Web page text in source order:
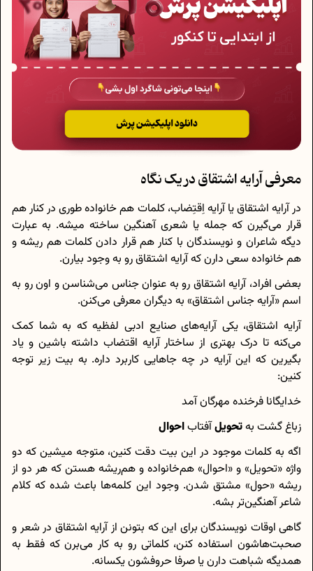
معرفی آرایه اشتقاق در یک نگاه
در آرایه اشتقاق یا آرایه اِقتِضاب، کلمات هم خانواده طوری در کنار هم
قرار می‌گیرن که جمله یا شعری آهنگین ساخته میشه. به عبارت
دیگه شاعران و نویسندگان با کنار هم قرار دادن کلمات هم ریشه و
هم خانواده سعی دارن که آرایه اشتقاق رو به وجود بیارن.
بعضی افراد، آرایه اشتقاق رو به عنوان جناس می‌شناسن و اون رو به
اسم «آرایه جناس اشتقاق» به دیگران معرفی می‌کنن.
آرایه اشتقاق، یکی آرایه‌های صنایع ادبی لفظیه که به شما کمک
می‌کنه تا درک بهتری از ساختار آرایه اقتضاب داشته باشین و یاد
بگیرین که این آرایه در چه جاهایی کاربرد داره. به بیت زیر توجه
کنین:
خدایگانا فرخنده مهرگان آمد
زباغ گشت بهتحویلآفتاباحوال
اگه به کلمات موجود در این بیت دقت کنین، متوجه میشین که دو
واژه «تحویل» و «احوال» هم‌خانواده و هم‌ریشه هستن که هر دو از
ریشه «حول» مشتق شدن. وجود این کلمه‌ها باعث شده که کلام
شاعر آهنگین‌تر بشه.
گاهی اوقات نویسندگان برای این که بتونن از آرایه اشتقاق در شعر و
صحبت‌هاشون استفاده کنن، کلماتی رو به کار می‌برن که فقط به
همدیگه شباهت دارن یا صرفا حروفشون یکسانه.